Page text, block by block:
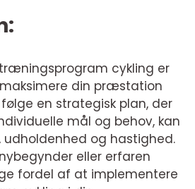
cykling er
din præstation
en strategisk plan, der
mål og behov, kan
udholdenhed og hastighed.
eller erfaren
fordel af at implementere